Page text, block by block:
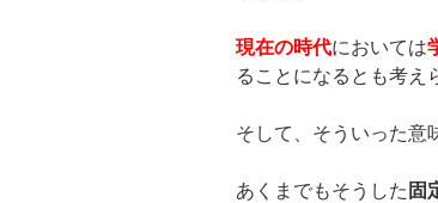
現在の時代においては
ることになるとも考え
そして、そういった意
あくまでもそうした 固